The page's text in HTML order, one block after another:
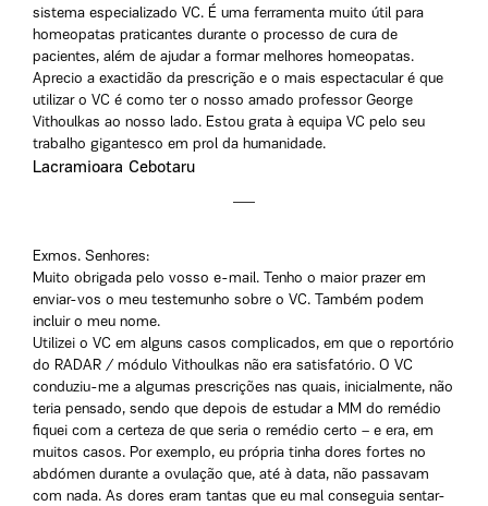
sistema especializado VC. É uma ferramenta muito útil para
homeopatas praticantes durante o processo de cura de
pacientes, além de ajudar a formar melhores homeopatas.
Aprecio a exactidão da prescrição e o mais espectacular é que
utilizar o VC é como ter o nosso amado professor George
Vithoulkas ao nosso lado. Estou grata à equipa VC pelo seu
trabalho gigantesco em prol da humanidade.
Lacramioara Cebotaru
Exmos. Senhores:
Muito obrigada pelo vosso e-mail. Tenho o maior prazer em
enviar-vos o meu testemunho sobre o VC. Também podem
incluir o meu nome.
Utilizei o VC em alguns casos complicados, em que o reportório
do RADAR / módulo Vithoulkas não era satisfatório. O VC
conduziu-me a algumas prescrições nas quais, inicialmente, não
teria pensado, sendo que depois de estudar a MM do remédio
fiquei com a certeza de que seria o remédio certo – e era, em
muitos casos. Por exemplo, eu própria tinha dores fortes no
abdómen durante a ovulação que, até à data, não passavam
com nada. As dores eram tantas que eu mal conseguia sentar-